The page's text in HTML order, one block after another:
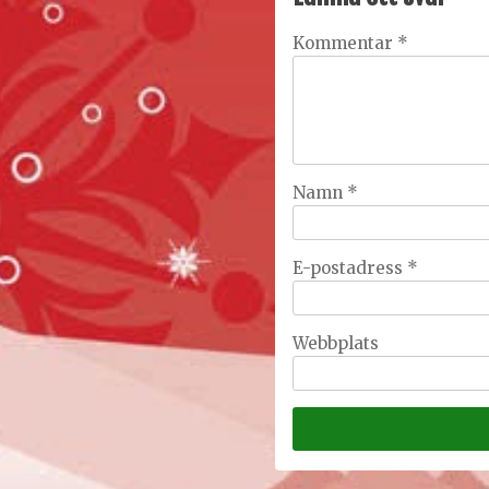
Kommentar *
Namn *
E-postadress *
Webbplats